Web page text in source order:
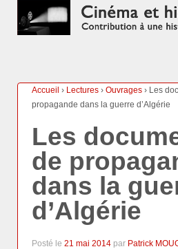
Accueil › Lectures › Ouvrages › Les
propagande dans la guerre d’Algérie
Les
de
dans la
d’Algérie
Posté le 21 mai 2014 par Patrick